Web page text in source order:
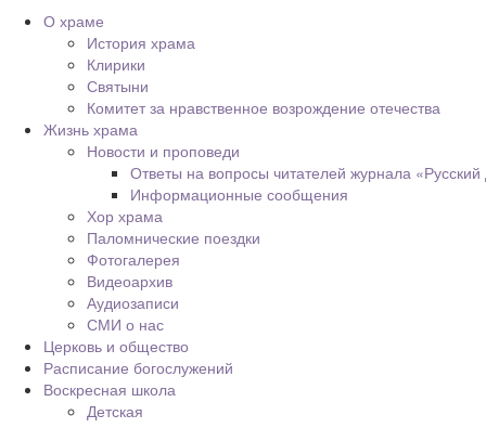
О храме
История храма
Клирики
Святыни
Комитет за нравственное возрождение отечества
Жизнь храма
Новости и проповеди
Ответы на вопросы читателей журнала
Информационные сообщения
Хор храма
Паломнические поездки
Фотогалерея
Видеоархив
Аудиозаписи
СМИ о нас
Церковь и общество
Расписание богослужений
Воскресная школа
Детская